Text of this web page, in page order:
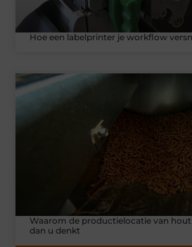
Hoe een labelprinter je workflow
Waarom de productielocatie van
dan u denkt